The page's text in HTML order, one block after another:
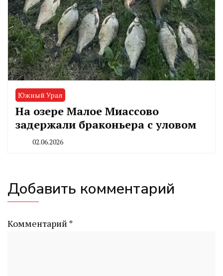
Южный Урал
На озере Малое Миассово
задержали браконьера с уловом
02.06.2026
Добавить комментарий
Комментарий *